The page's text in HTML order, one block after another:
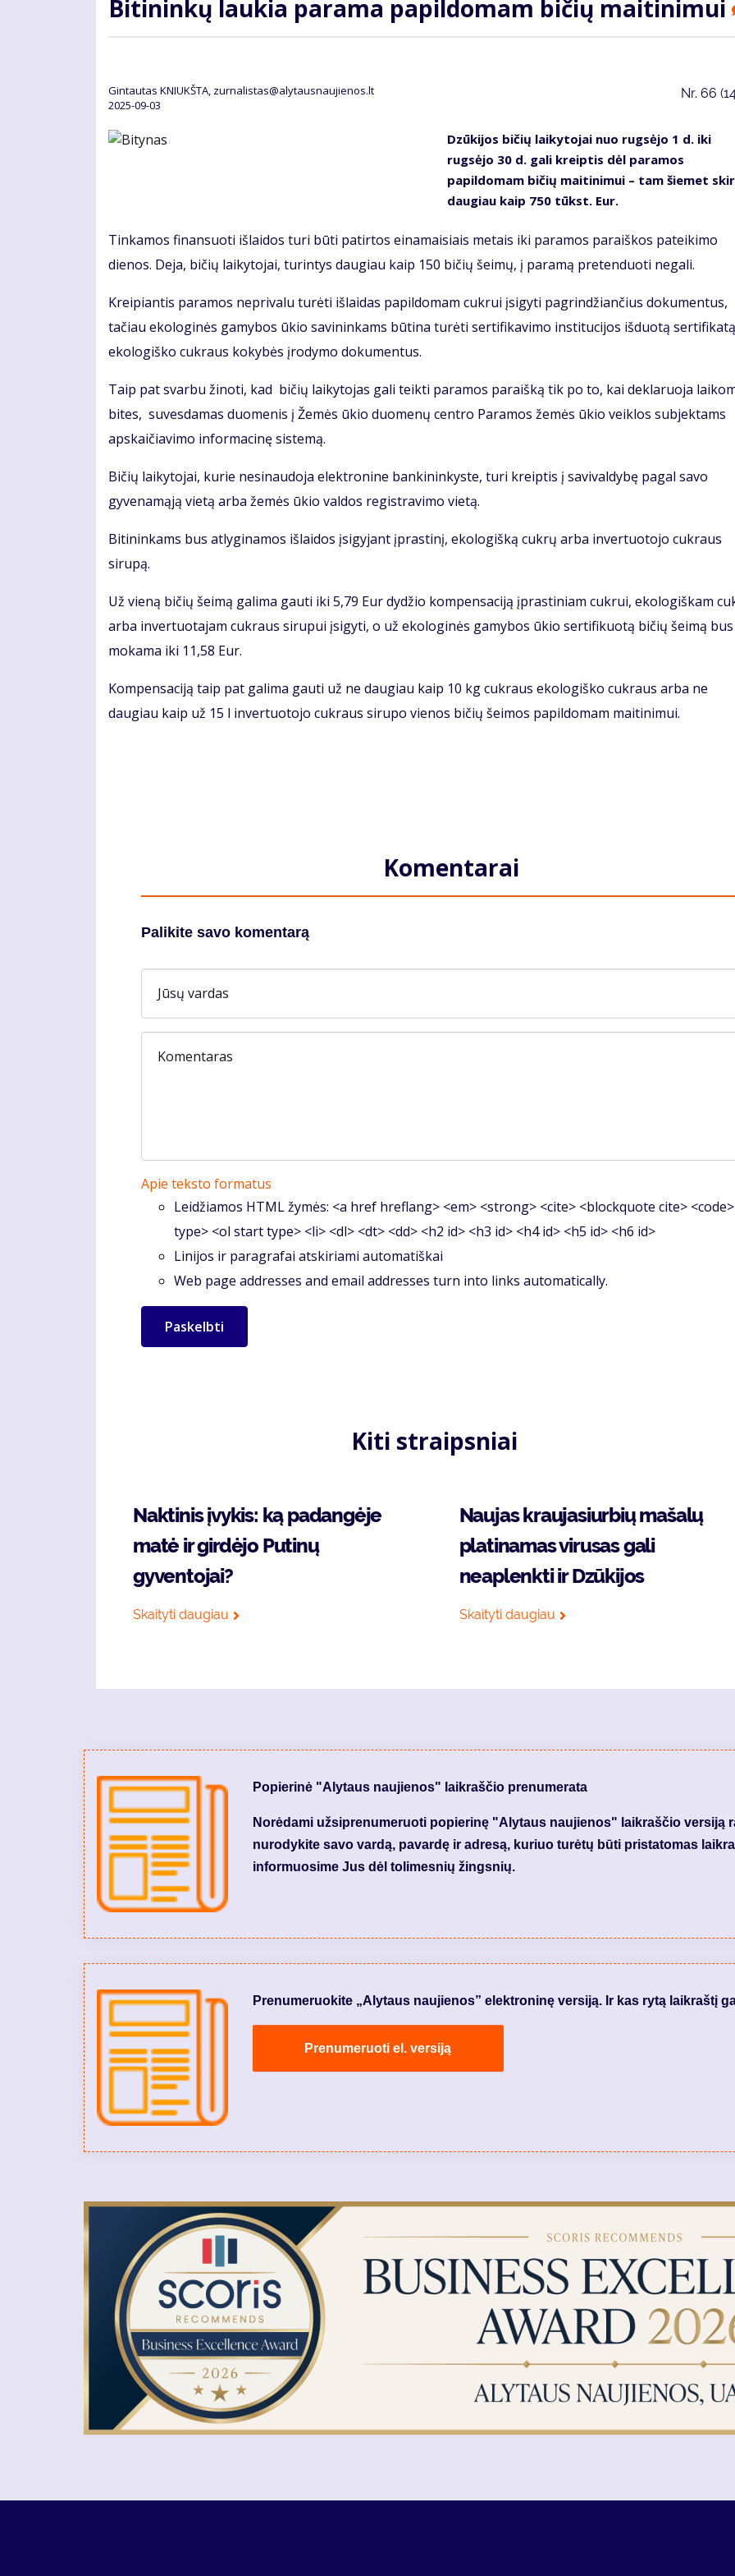
Bitininkų laukia parama papildomam bičių maitinimui
Gin­tau­tas KNIUKŠ­TA, zurnalistas@alytausnaujienos.lt
2025-09-03
Nr. 66
Dzūkijos bičių laikytojai nuo rugsėjo 1 d. iki
rugsėjo 30 d. gali kreiptis dėl paramos
papildomam bičių maitinimui – tam šiemet
daugiau kaip 750 tūkst. Eur.
Tinkamos finansuoti išlaidos turi būti patirtos einamaisiais metais iki paramos paraiškos pateikimo
dienos. Deja, bičių laikytojai, turintys daugiau kaip 150 bičių šeimų, į paramą pretenduoti negali.
Kreipiantis paramos neprivalu turėti išlaidas papildomam cukrui įsigyti pagrindžiančius dokumentus,
tačiau ekologinės gamybos ūkio savininkams būtina turėti sertifikavimo institucijos išduotą
ekologiško cukraus kokybės įrodymo dokumentus.
Taip pat svarbu žinoti, kad bičių laikytojas gali teikti paramos paraišką tik po to, kai deklaruoja
bites, suvesdamas duomenis į Žemės ūkio duomenų centro Paramos žemės ūkio veiklos subjektams
apskaičiavimo informacinę sistemą.
Bičių laikytojai, kurie nesinaudoja elektronine bankininkyste, turi kreiptis į savivaldybę pagal savo
gyvenamąją vietą arba žemės ūkio valdos registravimo vietą.
Bitininkams bus atlyginamos išlaidos įsigyjant įprastinį, ekologišką cukrų arba invertuotojo cukraus
sirupą.
Už vieną bičių šeimą galima gauti iki 5,79 Eur dydžio kompensaciją įprastiniam cukrui, ekologiškam
arba invertuotajam cukraus sirupui įsigyti, o už ekologinės gamybos ūkio sertifikuotą bičių šeimą bus
mokama iki 11,58 Eur.
Kompensaciją taip pat galima gauti už ne daugiau kaip 10 kg cukraus ekologiško cukraus arba ne
daugiau kaip už 15 l invertuotojo cukraus sirupo vienos bičių šeimos papildomam maitinimui.
Komentarai
Palikite savo komentarą
Jūsų vardas
Komentaras
Apie teksto formatus
Leidžiamos HTML žymės: <a href hreflang> <em> <strong> <cite> <blockquote cite>
type> <ol start type> <li> <dl> <dt> <dd> <h2 id> <h3 id> <h4 id> <h5 id> <h6 id>
Linijos ir paragrafai atskiriami automatiškai
Web page addresses and email addresses turn into links automatically.
Kiti straipsniai
Naktinis įvykis: ką padangėje
matė ir girdėjo Putinų
gyventojai?
Skaityti daugiau
Naujas kraujasiurbių mašalų
platinamas virusas gali
neaplenkti ir Dzūkijos
Skaityti daugiau
Popierinė "Alytaus naujienos" laikraščio prenumerata
Norėdami užsiprenumeruoti popierinę "Alytaus naujienos" laikraščio versiją
nurodykite savo vardą, pavardę ir adresą, kuriuo turėtų būti pristatomas
informuosime Jus dėl tolimesnių žingsnių.
Prenumeruokite „Alytaus naujienos” elektroninę versiją. Ir kas rytą laikraštį
Prenumeruoti el. versiją